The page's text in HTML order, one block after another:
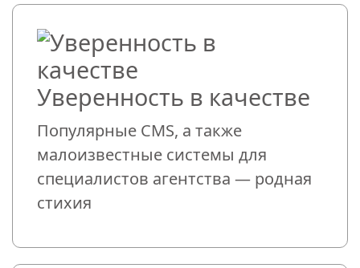
Уверенность в качестве
Популярные CMS, а также
малоизвестные системы для
специалистов агентства — родная
стихия